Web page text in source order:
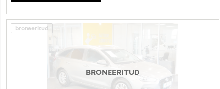
broneeritud
BRONEERITUD